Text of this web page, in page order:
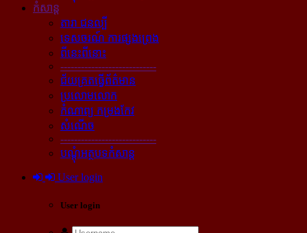
កំសាន្ដ
តារា ជនល្បី
ទេសចរណ៍ ការផ្សងព្រេង
ពីនេះពីនោះ
----------------------------
ជ័យគ្រតធ្វើព័ត៌មាន
ប្រលោមលោក
កំណាព្យ កម្រងកែវ
សំណើច
----------------------------
បណ្ដុំអត្ថបទកំសាន្ដ
User login
User login